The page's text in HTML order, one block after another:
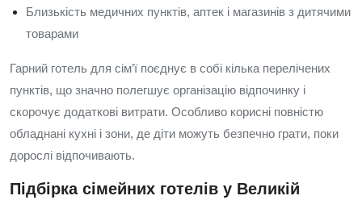
Близькість медичних пунктів, аптек і магазинів з дитячими
товарами
Гарний готель для сім’ї поєднує в собі кілька перелічених
пунктів, що значно полегшує організацію відпочинку і
скорочує додаткові витрати. Особливо корисні повністю
обладнані кухні і зони, де діти можуть безпечно грати, поки
дорослі відпочивають.
Підбірка сімейних готелів у Великій